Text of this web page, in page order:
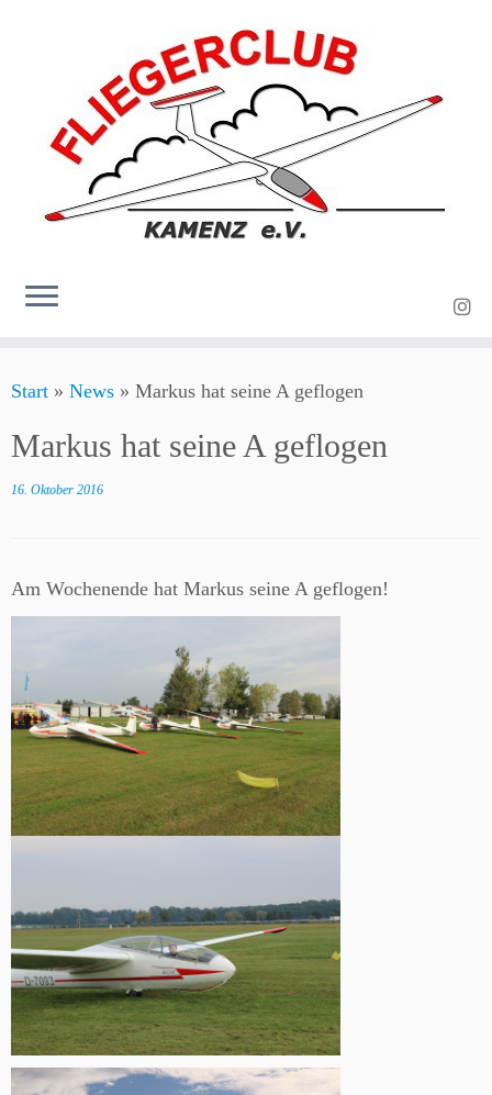
Inhalt
Start » News » Markus hat seine A geflogen
Markus hat seine A geflogen
16. Oktober 2016
Am Wochenende hat Markus seine A geflogen!